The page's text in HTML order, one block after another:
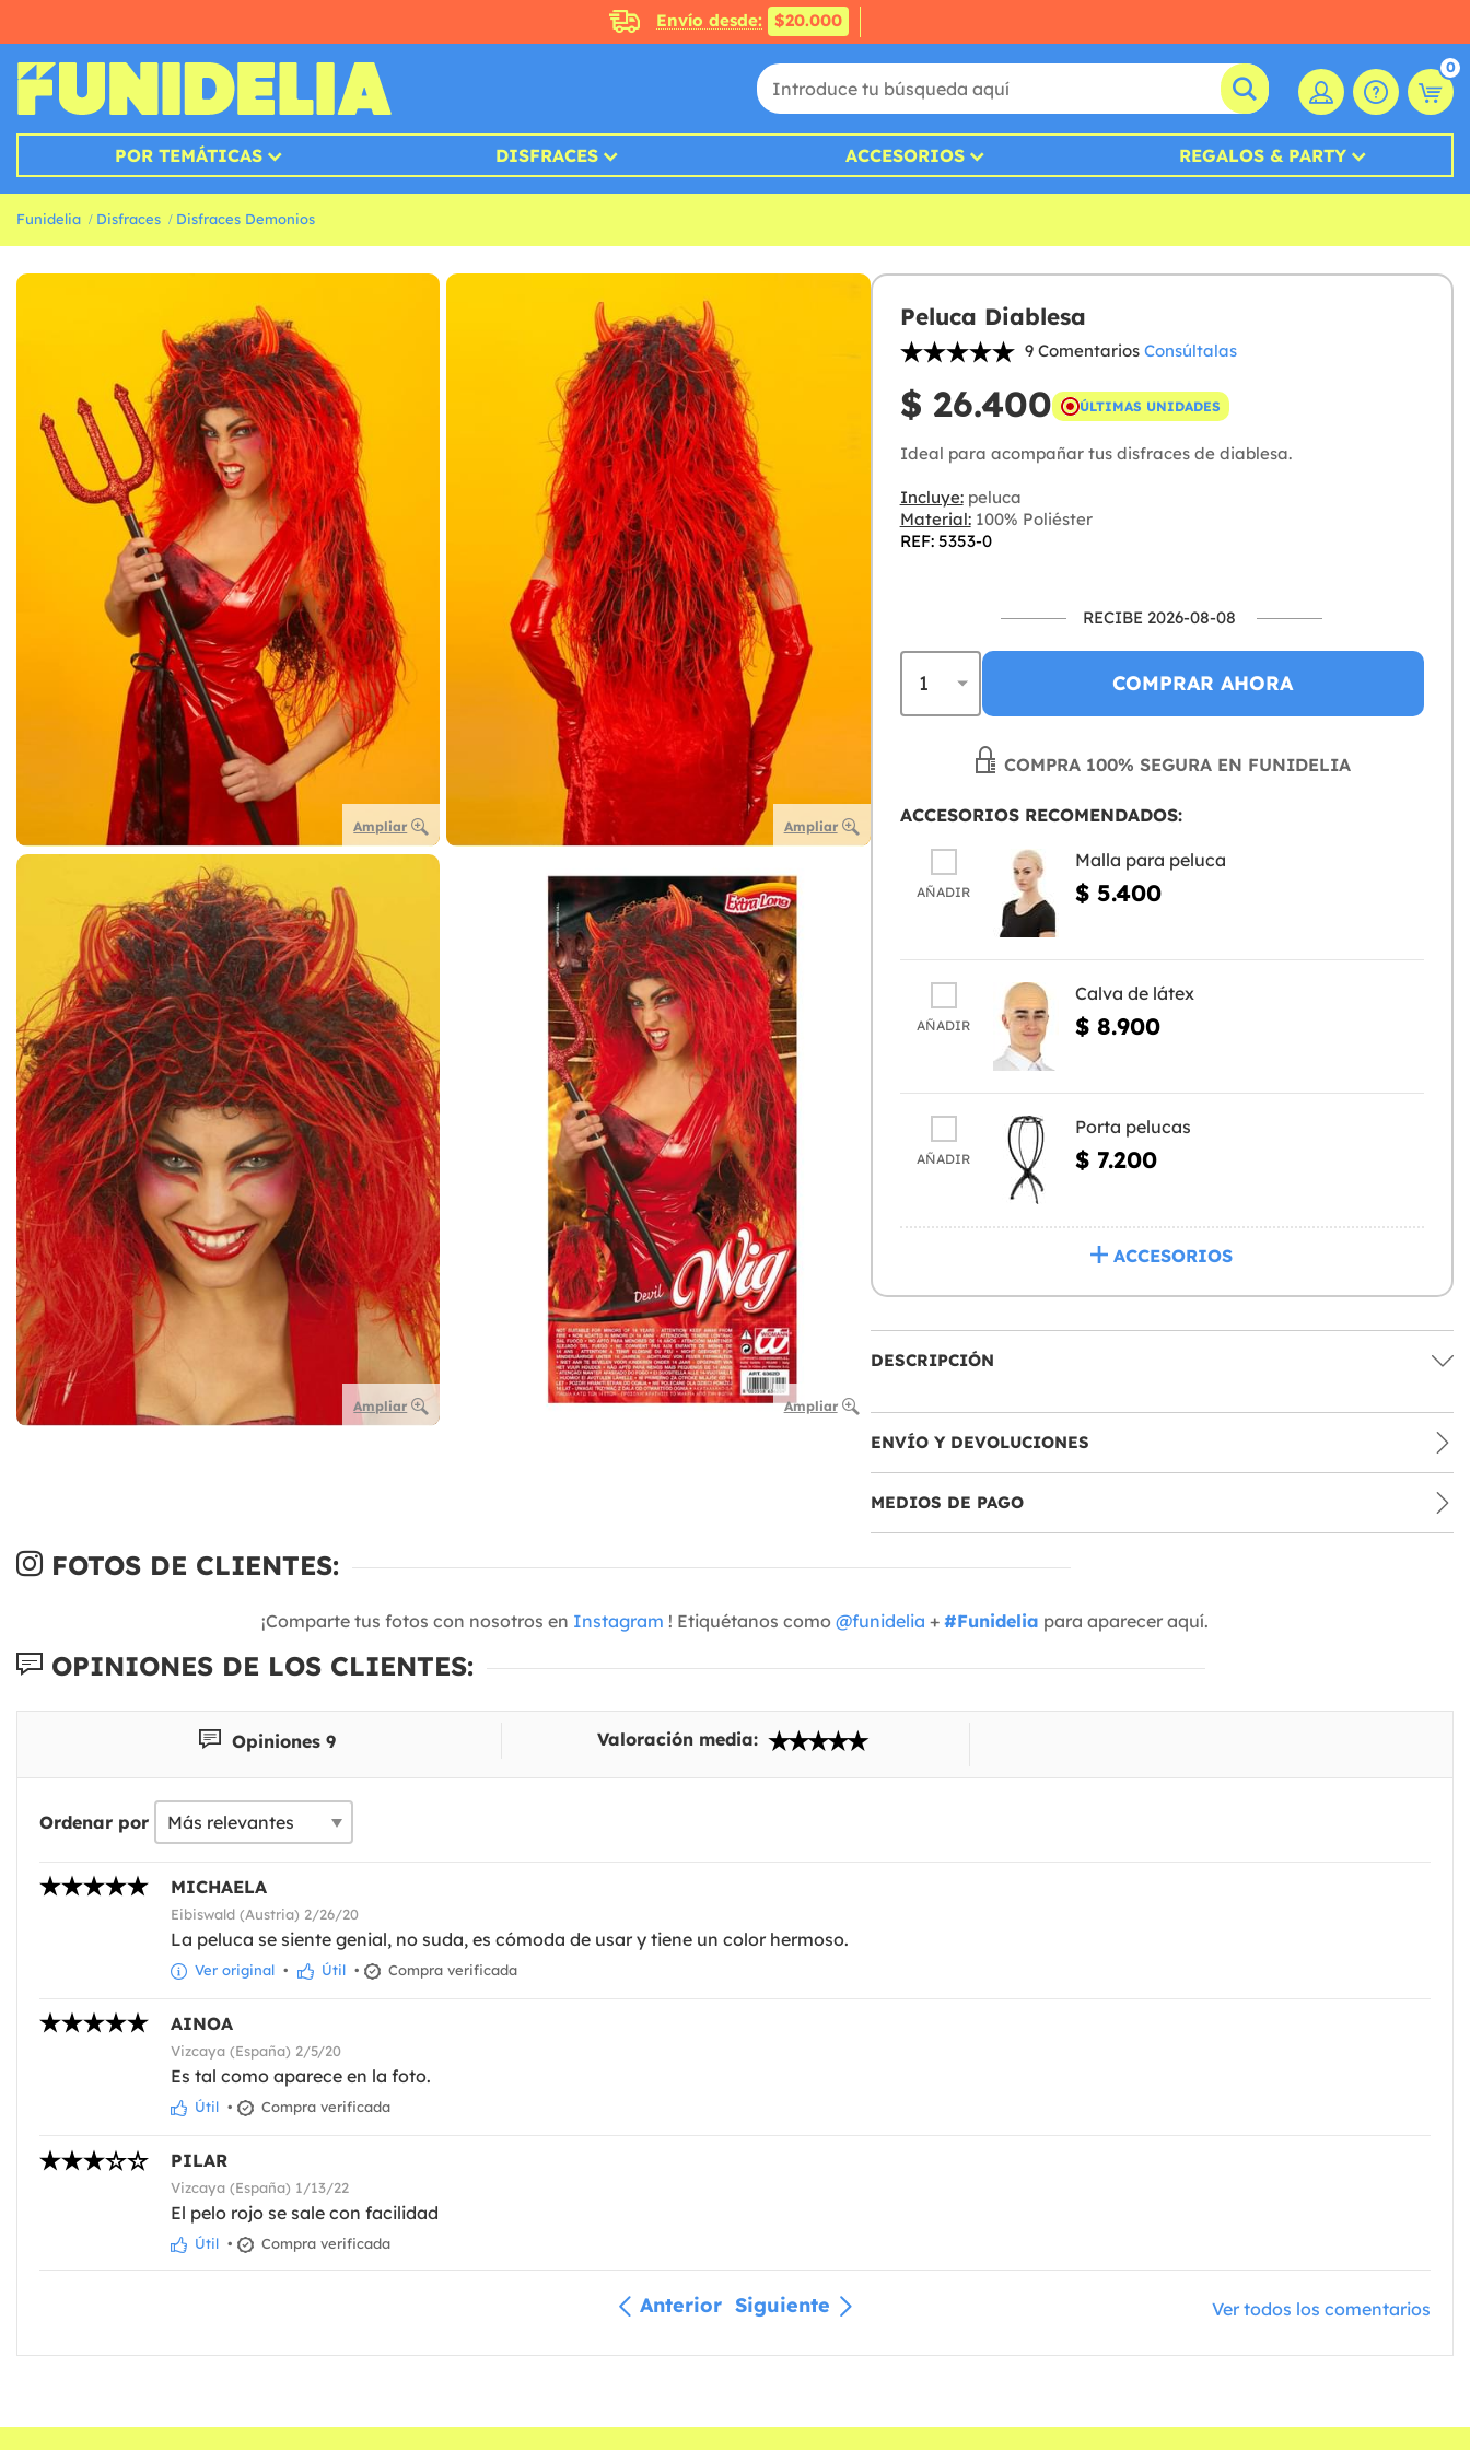
Envío desde: $20.000
0
POR TEMÁTICAS DISFRACES ACCESORIOS REGALOS & PARTY
Funidelia Disfraces Disfraces Demonios
Ampliar Ampliar
Ampliar Ampliar
Peluca Diablesa
9 Comentarios Consúltalas
$ 26.400 ÚLTIMAS UNIDADES
Ideal para acompañar tus disfraces de diablesa.
Incluye:peluca
Material:100% Poliéster
REF: 5353-0
RECIBE 2026-08-08
COMPRAR AHORA
COMPRA 100% SEGURA EN FUNIDELIA
ACCESORIOS RECOMENDADOS:
AÑADIR
Malla para peluca
$ 5.400
AÑADIR
Calva de látex
$ 8.900
AÑADIR
Porta pelucas
$ 7.200
ACCESORIOS
DESCRIPCIÓN
ENVÍO Y DEVOLUCIONES
MEDIOS DE PAGO
FOTOS DE CLIENTES:
¡Comparte tus fotos con nosotros en Instagram ! Etiquétanos como @funidelia + #Funidelia para aparecer aquí.
OPINIONES DE LOS CLIENTES:
Opiniones 9 Valoración media:
Ordenar por
MICHAELA
Eibiswald (Austria) 2/26/20
La peluca se siente genial, no suda, es cómoda de usar y tiene un color hermoso.
Ver original • Útil • Compra verificada
AINOA
Vizcaya (España) 2/5/20
Es tal como aparece en la foto.
Útil • Compra verificada
PILAR
Vizcaya (España) 1/13/22
El pelo rojo se sale con facilidad
Útil • Compra verificada
Anterior Siguiente Ver todos los comentarios